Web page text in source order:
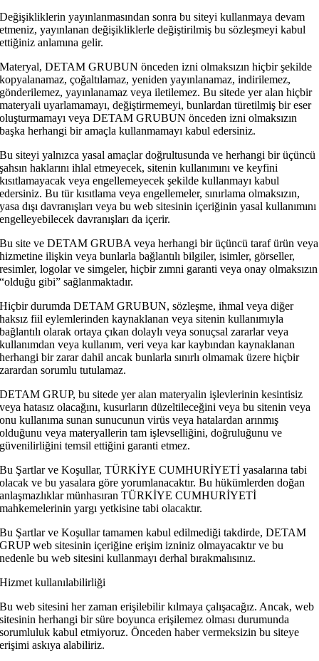
Değişikliklerin yayınlanmasından sonra bu siteyi kullanmaya devam
etmeniz, yayınlanan değişikliklerle değiştirilmiş bu sözleşmeyi kabul
ettiğiniz anlamına gelir.
Materyal, DETAM GRUBUN önceden izni olmaksızın hiçbir şekilde
kopyalanamaz, çoğaltılamaz, yeniden yayınlanamaz, indirilemez,
gönderilemez, yayınlanamaz veya iletilemez. Bu sitede yer alan hiçbir
materyali uyarlamamayı, değiştirmemeyi, bunlardan türetilmiş bir eser
oluşturmamayı veya DETAM GRUBUN önceden izni olmaksızın
başka herhangi bir amaçla kullanmamayı kabul edersiniz.
Bu siteyi yalnızca yasal amaçlar doğrultusunda ve herhangi bir üçüncü
şahsın haklarını ihlal etmeyecek, sitenin kullanımını ve keyfini
kısıtlamayacak veya engellemeyecek şekilde kullanmayı kabul
edersiniz. Bu tür kısıtlama veya engellemeler, sınırlama olmaksızın,
yasa dışı davranışları veya bu web sitesinin içeriğinin yasal kullanımını
engelleyebilecek davranışları da içerir.
Bu site ve DETAM GRUBA veya herhangi bir üçüncü taraf ürün veya
hizmetine ilişkin veya bunlarla bağlantılı bilgiler, isimler, görseller,
resimler, logolar ve simgeler, hiçbir zımni garanti veya onay olmaksızın
“olduğu gibi” sağlanmaktadır.
Hiçbir durumda DETAM GRUBUN, sözleşme, ihmal veya diğer
haksız fiil eylemlerinden kaynaklanan veya sitenin kullanımıyla
bağlantılı olarak ortaya çıkan dolaylı veya sonuçsal zararlar veya
kullanımdan veya kullanım, veri veya kar kaybından kaynaklanan
herhangi bir zarar dahil ancak bunlarla sınırlı olmamak üzere hiçbir
zarardan sorumlu tutulamaz.
DETAM GRUP, bu sitede yer alan materyalin işlevlerinin kesintisiz
veya hatasız olacağını, kusurların düzeltileceğini veya bu sitenin veya
onu kullanıma sunan sunucunun virüs veya hatalardan arınmış
olduğunu veya materyallerin tam işlevselliğini, doğruluğunu ve
güvenilirliğini temsil ettiğini garanti etmez.
Bu Şartlar ve Koşullar, TÜRKİYE CUMHURİYETİ yasalarına tabi
olacak ve bu yasalara göre yorumlanacaktır. Bu hükümlerden doğan
anlaşmazlıklar münhasıran TÜRKİYE CUMHURİYETİ
mahkemelerinin yargı yetkisine tabi olacaktır.
Bu Şartlar ve Koşullar tamamen kabul edilmediği takdirde, DETAM
GRUP web sitesinin içeriğine erişim izniniz olmayacaktır ve bu
nedenle bu web sitesini kullanmayı derhal bırakmalısınız.
Hizmet kullanılabilirliği
Bu web sitesini her zaman erişilebilir kılmaya çalışacağız. Ancak, web
sitesinin herhangi bir süre boyunca erişilemez olması durumunda
sorumluluk kabul etmiyoruz. Önceden haber vermeksizin bu siteye
erişimi askıya alabiliriz.